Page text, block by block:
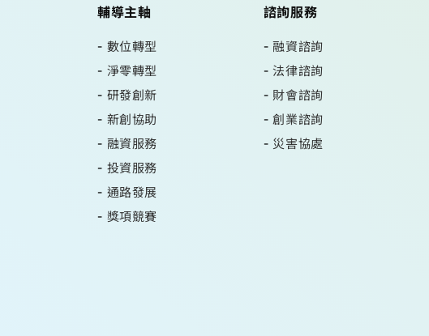
輔導主軸
數位轉型
淨零轉型
研發創新
新創協助
融資服務
投資服務
通路發展
獎項競賽
諮詢服務
融資諮詢
法律諮詢
財會諮詢
創業諮詢
災害協處